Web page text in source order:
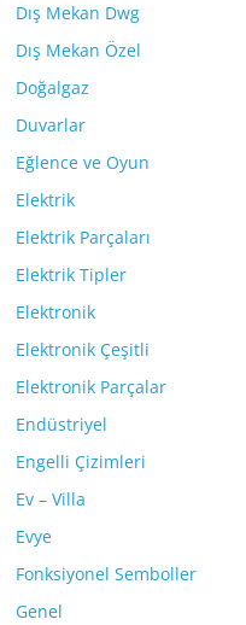
Dış Mekan Dwg
Dış Mekan Özel
Doğalgaz
Duvarlar
Eğlence ve Oyun
Elektrik
Elektrik Parçaları
Elektrik Tipler
Elektronik
Elektronik Çeşitli
Elektronik Parçalar
Endüstriyel
Engelli Çizimleri
Ev – Villa
Evye
Fonksiyonel Semboller
Genel